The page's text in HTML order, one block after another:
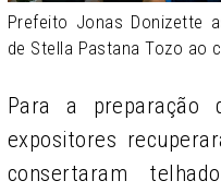
Prefeito Jonas Donizette
de Stella Pastana Tozo ao
Para a preparação
expositores
consertaram